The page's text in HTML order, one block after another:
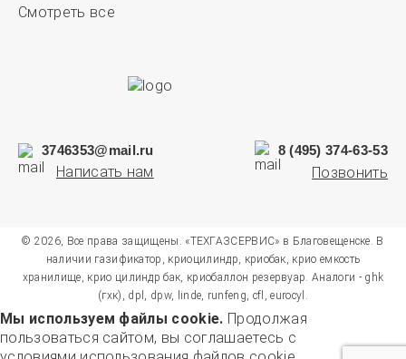
Смотреть все
3746353@mail.ru
Написать нам
8 (495) 374-63-53
Позвонить
© 2026, Все права защищены. «ТЕХГАЗСЕРВИС» в Благовещенске. В
наличии газификатор, криоцилиндр, криобак, крио емкость
хранилище, крио цилиндр бак, криобаллон резервуар. Аналоги - ghk
(гхк), dpl, dpw, linde, runfeng, cfl, eurocyl.
Мы используем файлы cookie. Продолжая
пользоваться сайтом, вы соглашаетесь с